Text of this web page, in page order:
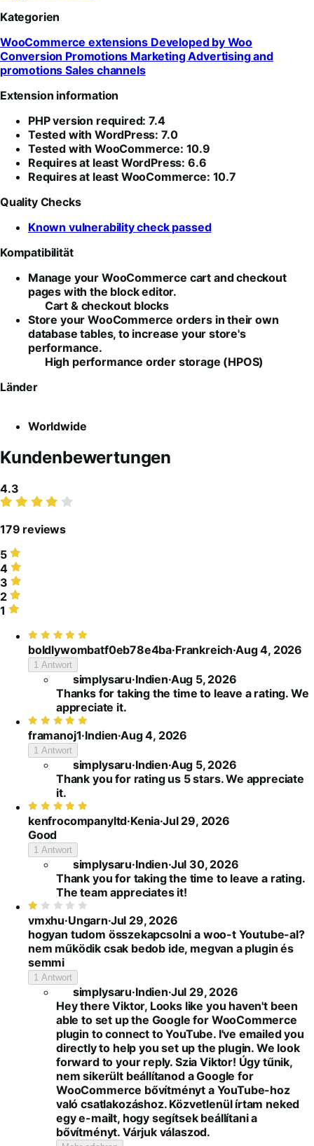
Kategorien
WooCommerce extensions Developed by Woo
Conversion Promotions MarketingAdvertising and
promotionsSales channels
Extension information
PHP version required: 7.4
Tested with WordPress: 7.0
Tested with WooCommerce: 10.9
Requires at least WordPress: 6.6
Requires at least WooCommerce: 10.7
Quality Checks
Known vulnerability check passed
Kompatibilität
Manage your WooCommerce cart and checkout
pages with the block editor.
Cart & checkout blocks
Store your WooCommerce orders in their own
database tables, to increase your store's
performance.
High performance order storage (HPOS)
Länder
Worldwide
Kundenbewertungen
Average
rating
4.3
179 reviews
5
stars,
75%
of
reviews
5
4
stars,
8%
of
4
3
stars,
2%
reviews
3
2
stars,
reviews
2
1
13%
reviews
1
Bewertet
mit
von
boldlywombatf0eb78e4ba·Frankreich·Aug 4, 2026
1 Antwort
simplysaru·Indien·Aug 5, 2026
Thanks for taking the time to leave a rating. We
appreciate it.
Bewertet
mit
von
framanoj1·Indien·Aug 4, 2026
1 Antwort
simplysaru·Indien·Aug 5, 2026
Thank you for rating us 5 stars. We appreciate
it.
Bewertet
mit
5
von
kenfrocompanyltd·Kenia·Jul 29, 2026
Good
1 Antwort
simplysaru·Indien·Jul 30, 2026
Thank you for taking the time to leave a rating.
The team appreciates it!
Bewertet
mit
1
von
5
vmxhu·Ungarn·Jul 29, 2026
hogyan tudom összekapcsolni a woo-t Youtube-al?
nem működik csak bedob ide, megvan a plugin és
semmi
1 Antwort
simplysaru·Indien·Jul 29, 2026
Hey there Viktor, Looks like you haven't been
able to set up the Google for WooCommerce
plugin to connect to YouTube. I've emailed you
directly to help you set up the plugin. We look
forward to your reply. Szia Viktor! Úgy tűnik,
nem sikerült beállítanod a Google for
WooCommerce bővítményt a YouTube-hoz
való csatlakozáshoz. Közvetlenül írtam neked
egy e-mailt, hogy segítsek beállítani a
bővítményt. Várjuk válaszod.